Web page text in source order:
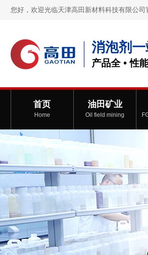
您好，欢迎光临天津高田新材料科技有限公司
消泡剂
产品全 • 性
首页
Home
油田矿业
Oil field mining